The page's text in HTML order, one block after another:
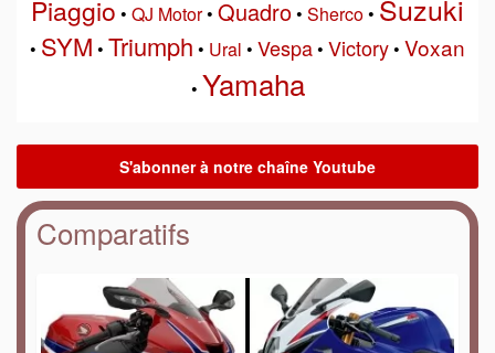
Piaggio • QJ Motor• Quadro• Sherco• Suzuki
• SYM • Triumph • Ural • Vespa• Victory• Voxan
• Yamaha
Comparatifs